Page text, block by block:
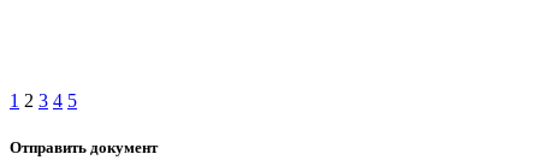
1 2 3 4 5
Отправить документ